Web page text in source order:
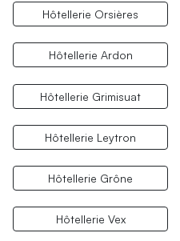
Hôtellerie Orsières
Hôtellerie Ardon
Hôtellerie Grimisuat
Hôtellerie Leytron
Hôtellerie Grône
Hôtellerie Vex